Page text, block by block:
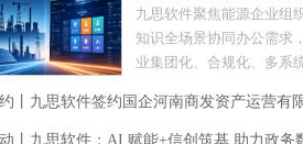
九思软件聚焦能源企业组
知识全场景协同办公需求
业集团化、合规化、多系统
丨九思软件签约国企河南商发资产运营有
丨九思软件：AI 赋能+信创筑基 助力政务